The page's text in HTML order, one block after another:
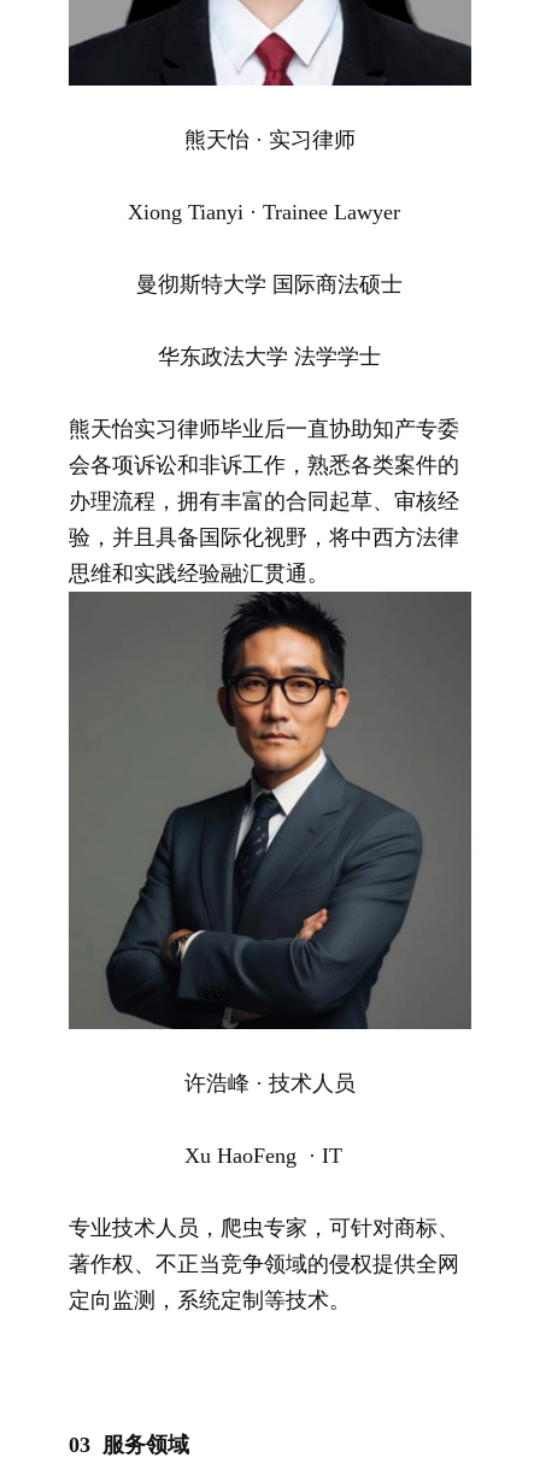
熊天怡 · 实习律师
Xiong Tianyi · Trainee Lawyer
曼彻斯特大学 国际商法硕士
华东政法大学 法学学士
熊天怡实习律师毕业后一直协助知产专委
会各项诉讼和非诉工作，熟悉各类案件的
办理流程，拥有丰富的合同起草、审核经
验，并且 具备国际化视野，将中西方法律
思维和实践经验融汇贯通。
许浩峰 · 技术人员
Xu HaoFeng · IT
专业技术人员，爬虫专家，可针对商标、
著作权、不正当竞争领域的侵权提供全网
定向监测，系统定制等技术。
03 服务领域